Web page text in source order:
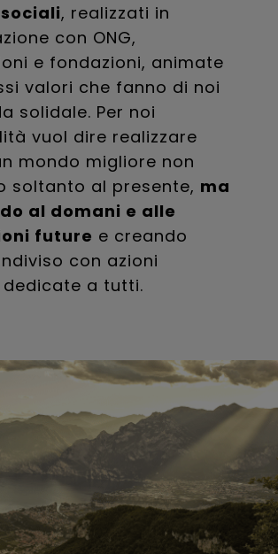
, realizzati in
con ONG,
e fondazioni, animate
valori che fanno di noi
solidale. Per noi
vuol dire realizzare
mondo migliore non
soltanto al presente, ma
al domani e alle
future e creando
con azioni
a tutti.